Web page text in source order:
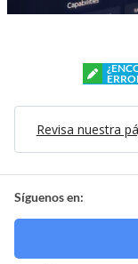
Revisa nuestra
Síguenos en: